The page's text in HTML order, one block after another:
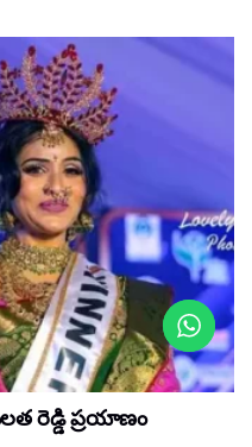
రెడ్డి ప్రయాణం